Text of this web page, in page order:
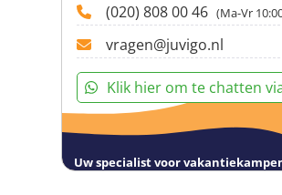
(020) 808 00 46 (Ma-Vr
vragen@juvigo.nl
Klik hier om te chatten
Uw specialist voor